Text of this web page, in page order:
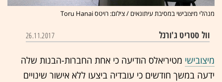
מנהלי מיצובישי במסיבת עיתונאים / צילום: רויטס Toru Hanai
וול סטריט ג'ורנל 26.11.2017
מיצובישי מטיריאלס הודיעה כי אחת החברות-הבנות שלה
ידעה במשך חודשים כי עובדיה ביצעו ללא אישור שינויים